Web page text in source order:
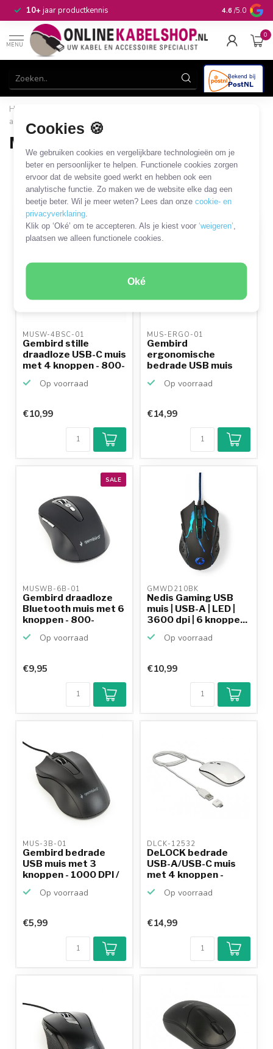
Cookies 🍪
We gebruiken cookies en vergelijkbare technologieën om je
beter en persoonlijker te helpen. Functionele cookies zorgen
ervoor dat de website goed werkt en hebben ook een
analytische functie. Zo maken we de website elke dag een
beetje beter. Wil je meer weten? Lees dan onzecookie- en
privacyverklaring
Klik op ‘Oké’ om te accepteren. Als je kiest voor‘weigeren’
plaatsen we alleen functionele cookies.
Oké
10+jaar productkennis 4.6 /5.0
MENU
0
Home
accessoires
Bediening
Muizen
43 PRODUCTEN
Filters SORTEER OP
MEEST VERKOCHT
MUSW-4BSC-01
Gembird stille
draadloze USB-C muis
met 4 knoppen - 800-
Op voorraad
€10,99
MEEST VERKOCHT
MUS-ERGO-01
Gembird
ergonomische
bedrade USB muis
Op voorraad
€14,99
SALE
MUSWB-6B-01
Gembird draadloze
Bluetooth muis met 6
knoppen - 800-
Op voorraad
€9,95
GMWD210BK
Nedis Gaming USB
muis | USB-A | LED |
3600 dpi | 6 knoppe...
Op voorraad
€10,99
MUS-3B-01
Gembird bedrade
USB muis met 3
knoppen - 1000 DPI /
Op voorraad
€5,99
DLCK-12532
DeLOCK bedrade
USB-A/USB-C muis
met 4 knoppen -
Op voorraad
€14,99